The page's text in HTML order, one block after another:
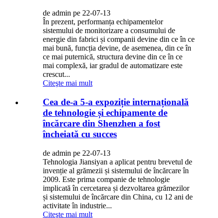
de admin pe 22-07-13
În prezent, performanța echipamentelor
sistemului de monitorizare a consumului de
energie din fabrici și companii devine din ce în ce
mai bună, funcția devine, de asemenea, din ce în
ce mai puternică, structura devine din ce în ce
mai complexă, iar gradul de automatizare este
crescut...
Citeşte mai mult
Cea de-a 5-a expoziție internațională
de tehnologie și echipamente de
încărcare din Shenzhen a fost
încheiată cu succes
de admin pe 22-07-13
Tehnologia Jiansiyan a aplicat pentru brevetul de
invenție al grămezii și sistemului de încărcare în
2009. Este prima companie de tehnologie
implicată în cercetarea și dezvoltarea grămezilor
și sistemului de încărcare din China, cu 12 ani de
activitate în industrie...
Citeşte mai mult